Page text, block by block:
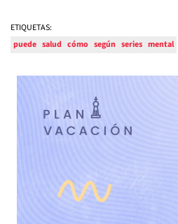
ETIQUETAS:
puede salud cómo según series mental